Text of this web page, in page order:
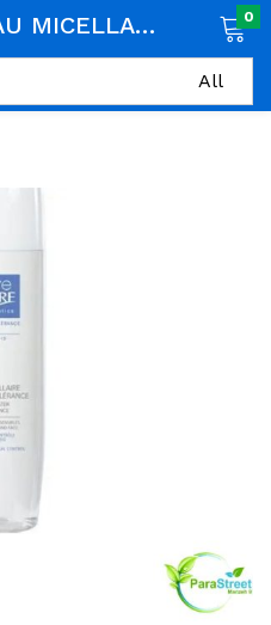
EYE CARE EAU MICELLAIRE HAUTE TOLERANCE 200ML 0